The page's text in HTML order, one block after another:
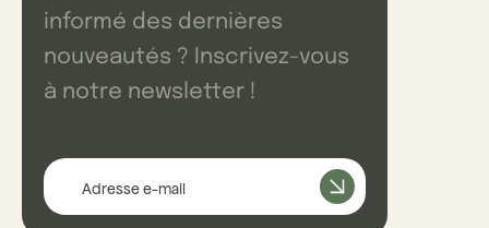
informé des dernières
nouveautés ? Inscrivez-vous
à notre newsletter !
Adresse e-mail